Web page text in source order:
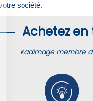
société.
Achetez
Kadimage membre
cookies !
notre
adresser de
publicité. Vous